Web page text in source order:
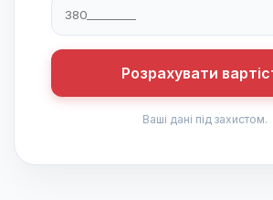
Розрахувати
Ваші дані під захистом.